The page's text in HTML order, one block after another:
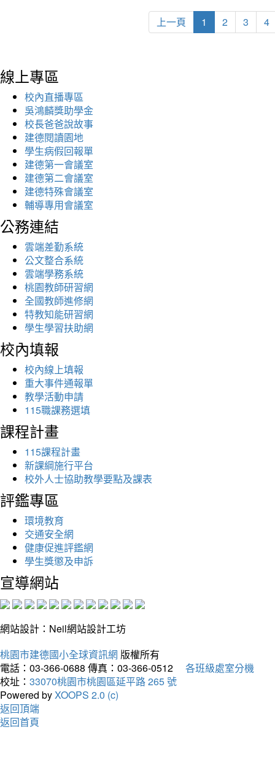
上一頁 1 2 3 4
線上專區
校內直播專區
吳鴻麟獎助學金
校長爸爸說故事
建德閱讀園地
學生病假回報單
建德第一會議室
建德第二會議室
建德特殊會議室
輔導專用會議室
公務連結
雲端差勤系統
公文整合系統
雲端學務系統
桃園教師研習網
全國教師進修網
特教知能研習網
學生學習扶助網
校內填報
校內線上填報
重大事件通報單
教學活動申請
115職課務選填
課程計畫
115課程計畫
新課綱施行平台
校外人士協助教學要點及課表
評鑑專區
環境教育
交通安全網
健康促進評鑑網
學生獎懲及申訴
宣導網站
網站設計：Neil網站設計工坊
桃園市建德國小全球資訊網 版權所有
電話：03-366-0688 傳真：03-366-0512
各班級處室分機
校址： 33070桃園市桃園區延平路 265 號
Powered byXOOPS 2.0 (c)
返回頂端
返回首頁